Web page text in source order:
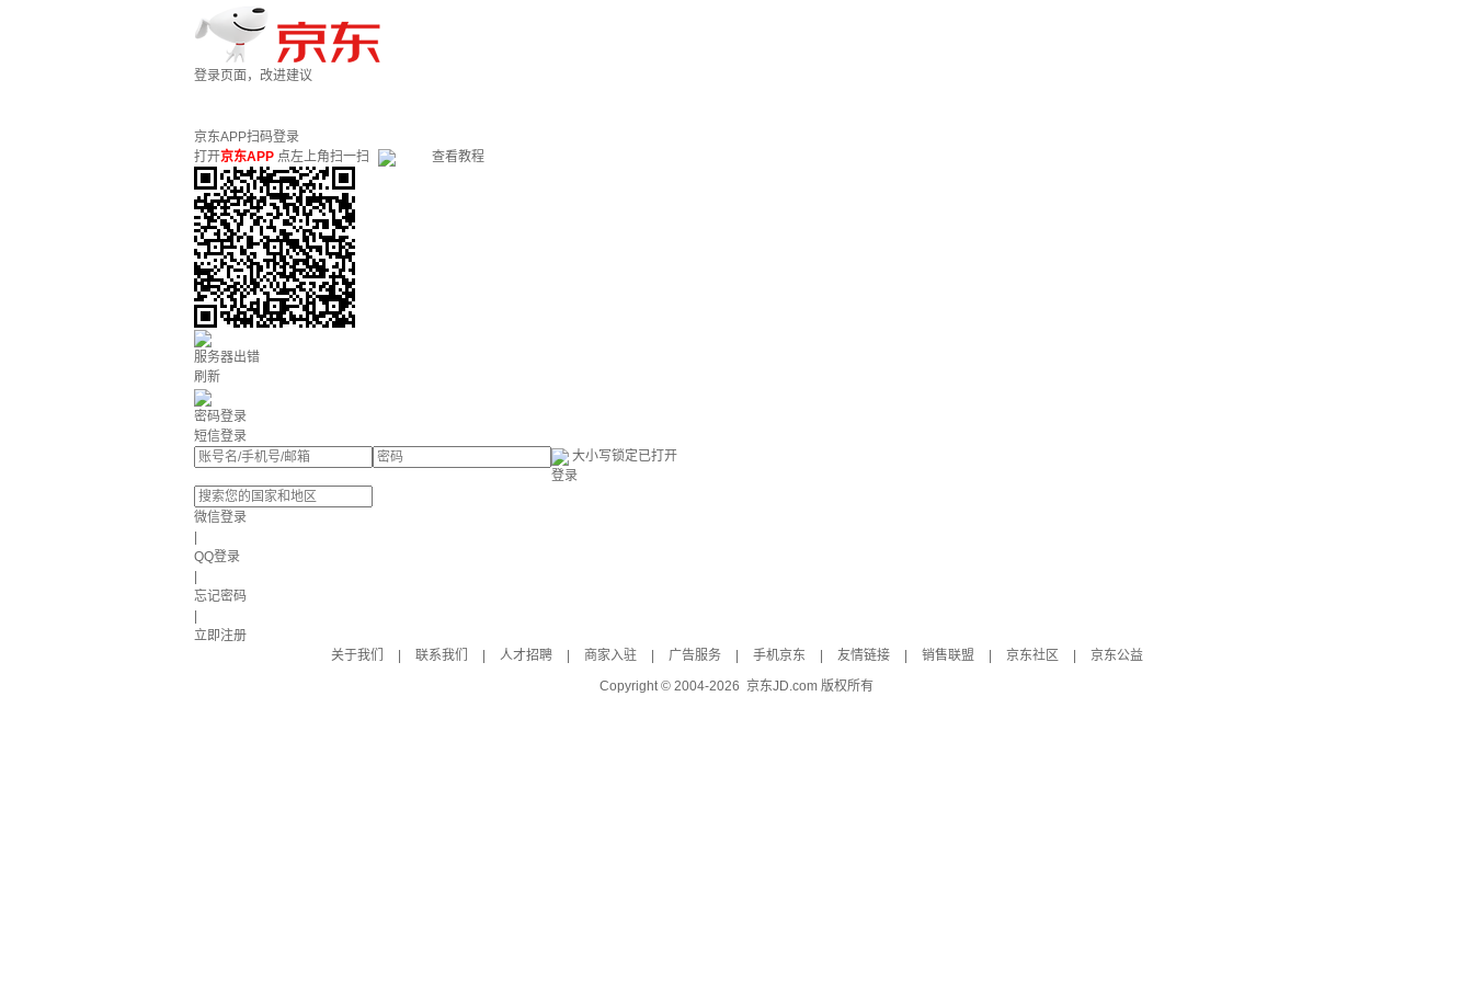
登录页面，改进建议
京东APP扫码登录
打开京东APP 点左上角扫一扫 查看教程
服务器出错
刷新
密码登录
短信登录
大小写锁定已打开
登录
微信登录
QQ登录
忘记密码
立即注册
关于我们
联系我们 人才招聘 商家入驻 广告服务 手机京东 友情链接 销售联盟 京东社区
京东公益
Copyright © 2004-2026 京东JD.com 版权所有